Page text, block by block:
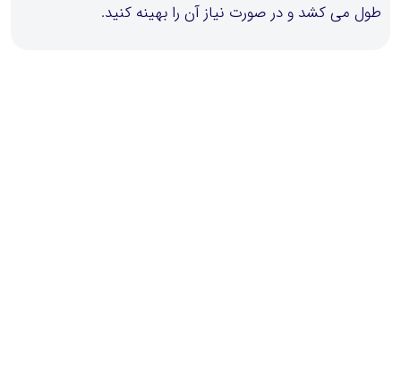
طول می کشد و در صورت نیاز آن را بهینه کنید.